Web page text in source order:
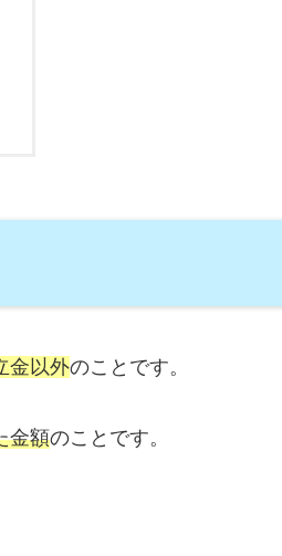
金以外のことです。
金額のことです。